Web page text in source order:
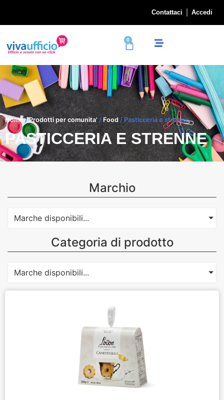
Contattaci Accedi
0
Home/Prodotti per comunita' /Food/ Pasticceria e strenne
PASTICCERIA E STRENNE
Marchio
Marche disponibili...
Categoria di prodotto
Marche disponibili...